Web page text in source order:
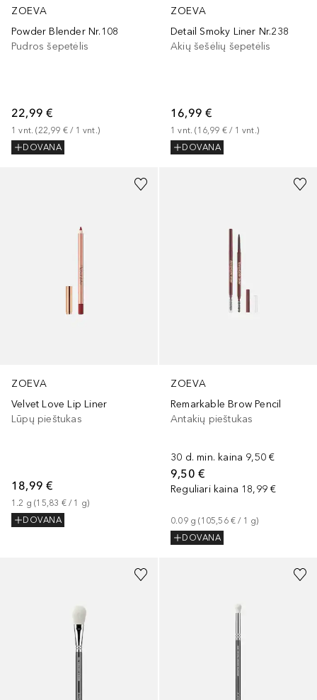
ZOEVA
Powder Blender Nr.108
Pudros šepetėlis
22,99 €
1 vnt. (22,99 € / 1 vnt.)
DOVANA
ZOEVA
Detail Smoky Liner Nr.238
Akių šešėlių šepetėlis
16,99 €
1 vnt. (16,99 € / 1 vnt.)
DOVANA
ZOEVA
Velvet Love Lip Liner
Lūpų pieštukas
18,99 €
1.2 g (15,83 € / 1 g)
DOVANA
+4
ZOEVA
Remarkable Brow Pencil
Antakių pieštukas
30 d. min. kaina 9,50 €
9,50 €
Reguliari kaina 18,99 €
0.09 g (105,56 € / 1 g)
DOVANA